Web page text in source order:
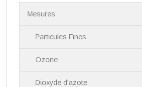
Mesures
Particules Fines
Ozone
Dioxyde d'azote